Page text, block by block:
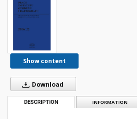
Show content
Download
DESCRIPTION INFORMATION